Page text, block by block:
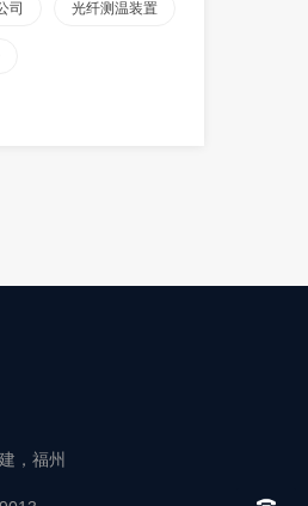
司 光纤测温装置
，福州